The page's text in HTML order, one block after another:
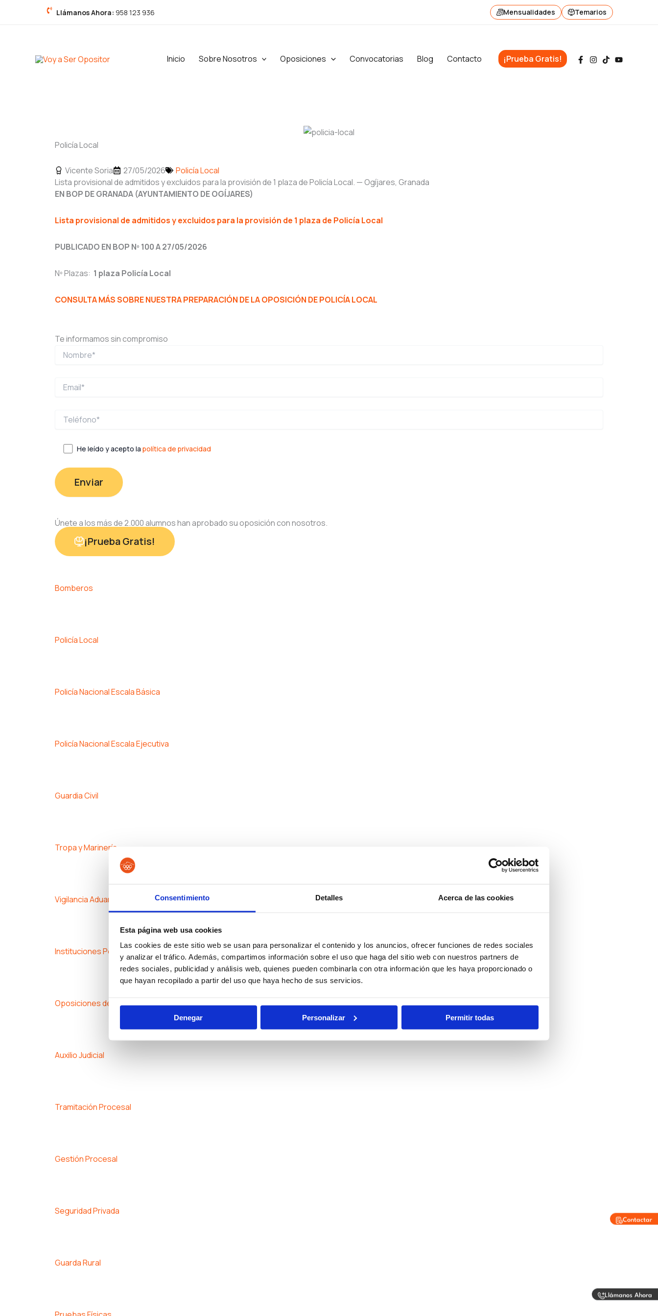
Consentimiento Detalles Acerca de las cookies
Esta página web usa cookies
Las cookies de este sitio web se usan para personalizar el contenido y los anuncios, ofrecer funciones de redes sociales
y analizar el tráfico. Además, compartimos información sobre el uso que haga del sitio web con nuestros partners de
redes sociales, publicidad y análisis web, quienes pueden combinarla con otra información que les haya proporcionado o
que hayan recopilado a partir del uso que haya hecho de sus servicios.
Denegar Personalizar Permitir todas
Llámanos Ahora: 958 123 936 Mensualidades Temarios
Inicio Sobre Nosotros Oposiciones Convocatorias Blog Contacto ¡Prueba Gratis!
Policía Local
Vicente Soria 27/05/2026
Policía Local
Lista provisional de admitidos y excluidos para la provisión de 1 plaza de Policía Local. — Ogíjares, Granada
EN BOP DE GRANADA (AYUNTAMIENTO DE OGÍJARES)
Lista provisional de admitidos y excluidos para la provisión de 1 plaza de Policía Local
PUBLICADO EN BOP Nº 100 A 27/05/2026
Nº Plazas: 1 plaza Policía Local
CONSULTA MÁS SOBRE NUESTRA PREPARACIÓN DE LA OPOSICIÓN DE POLICÍA LOCAL
Te informamos sin compromiso
He leído y acepto lapolítica de privacidad
Únete a los más de 2.000 alumnos han aprobado su oposición con nosotros.
¡Prueba Gratis!
Bomberos
Policía Local
Policía Nacional Escala Básica
Policía Nacional Escala Ejecutiva
Guardia Civil
Tropa y Marinería
Vigilancia Aduanera
Instituciones Penitenciarias
Oposiciones de Justicia
Auxilio Judicial
Tramitación Procesal
Gestión Procesal
Seguridad Privada
Guarda Rural
Llámanos Ahora
Contactar